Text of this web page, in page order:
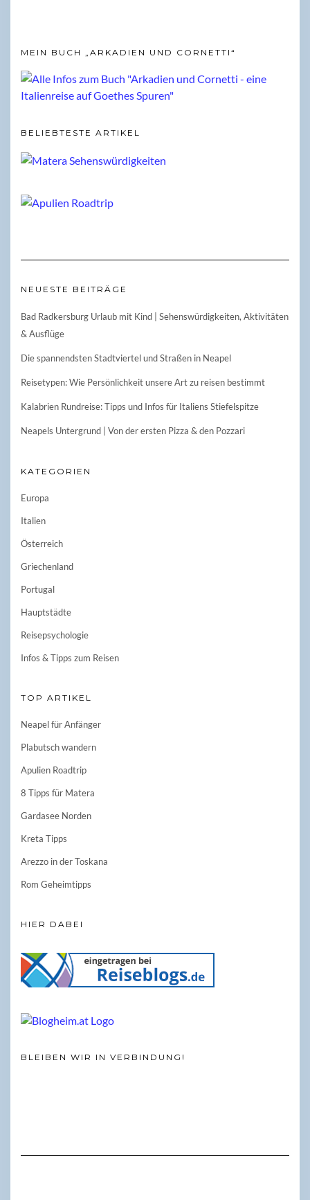
MEIN BUCH „ARKADIEN UND CORNETTI“
BELIEBTESTE ARTIKEL
NEUESTE BEITRÄGE
Bad Radkersburg Urlaub mit Kind | Sehenswürdigkeiten, Aktivitäten
& Ausflüge
Die spannendsten Stadtviertel und Straßen in Neapel
Reisetypen: Wie Persönlichkeit unsere Art zu reisen bestimmt
Kalabrien Rundreise: Tipps und Infos für Italiens Stiefelspitze
Neapels Untergrund | Von der ersten Pizza & den Pozzari
KATEGORIEN
Europa
Italien
Österreich
Griechenland
Portugal
Hauptstädte
Reisepsychologie
Infos & Tipps zum Reisen
TOP ARTIKEL
Neapel für Anfänger
Plabutsch wandern
Apulien Roadtrip
8 Tipps für Matera
Gardasee Norden
Kreta Tipps
Arezzo in der Toskana
Rom Geheimtipps
HIER DABEI
BLEIBEN WIR IN VERBINDUNG!